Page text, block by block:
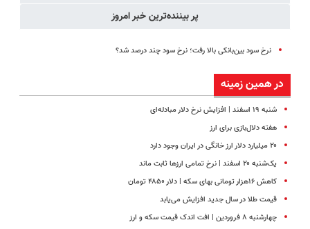
پر بیننده‌ترین خبر امروز
نرخ سود بین‌بانکی بالا رفت؛ نرخ سود چند درصد شد؟
در همین زمینه
شنبه ۱۹ اسفند | افزایش نرخ دلار مبادله‌ای
هفته‌ دلال‌بازی برای ارز
۲۰ میلیارد دلار ارز خانگی در ایران وجود دارد
یک‌شنبه ۲۰ اسفند | نرخ تمامی ارز‌ها ثابت ماند
کاهش ۱۶هزار تومانی بهای سکه | دلار ۴۸۵۰ تومان
قیمت طلا در سال جدید افزایش می‌یابد
چهارشنبه ۸ فروردین | افت اندک قیمت سکه و ارز